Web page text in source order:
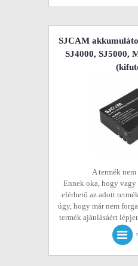
SJCAM
SJ4000, SJ5000,
A termék
Ennek oka, hogy vagy
elérhető az adott
úgy, hogy már nem
termék ajánlásáért